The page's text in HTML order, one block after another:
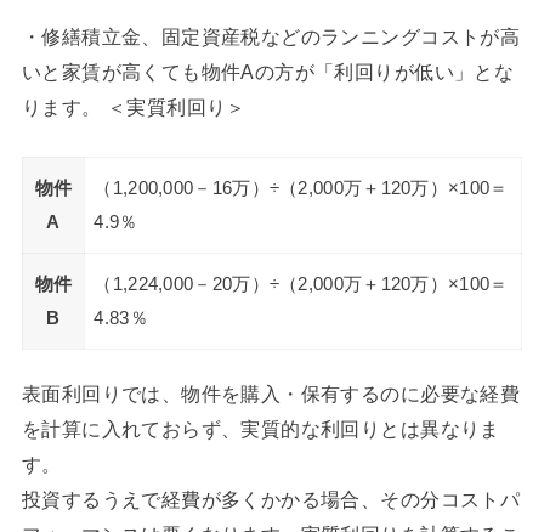
・修繕積立金、固定資産税などのランニングコストが高
いと家賃が高くても物件Aの方が「利回りが低い」とな
ります。 ＜実質利回り＞
物件
A
（1,200,000－16万）÷（2,000万＋120万）×100＝
4.9％
物件
B
（1,224,000－20万）÷（2,000万＋120万）×100＝
4.83％
表面利回りでは、物件を購入・保有するのに必要な経費
を計算に入れておらず、実質的な利回りとは異なりま
す。
投資するうえで経費が多くかかる場合、その分コストパ